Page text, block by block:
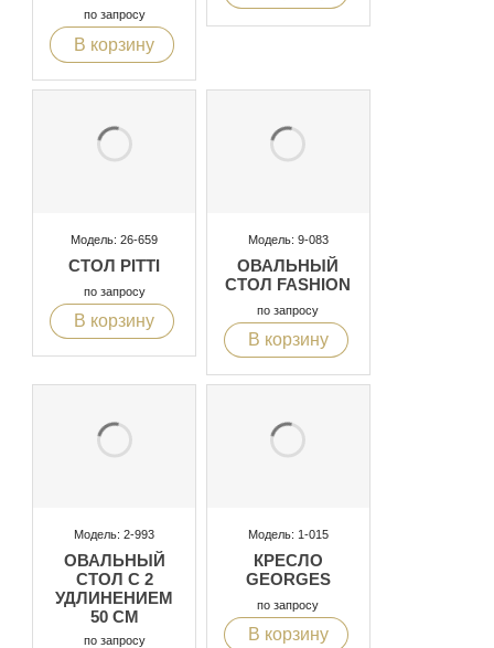
по запросу
В корзину
Модель: 26-659
СТОЛ PITTI
по запросу
В корзину
Модель: 9-083
ОВАЛЬНЫЙ
СТОЛ FASHION
по запросу
В корзину
Модель: 2-993
ОВАЛЬНЫЙ
СТОЛ С 2
УДЛИНЕНИЕМ
50 CM
по запросу
Модель: 1-015
КРЕСЛО
GEORGES
по запросу
В корзину